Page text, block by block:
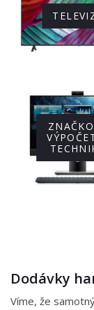
Dodávky
Víme, že